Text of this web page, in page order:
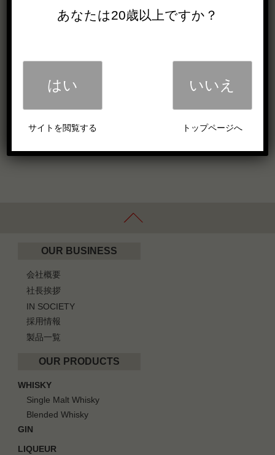
を開催いたします。
OUR BUSINESS
会社概要
社長挨拶
IN SOCIETY
採用情報
製品一覧
OUR PRODUCTS
WHISKY
Single Malt Whisky
Blended Whisky
GIN
LIQUEUR
あなたは20歳以上ですか？
はい
サイトを閲覧する
いいえ
トップページへ